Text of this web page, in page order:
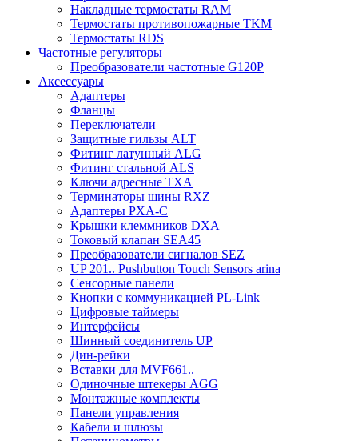
Накладные термостаты RAM
Термостаты противопожарные TKM
Термостаты RDS
Частотные регуляторы
Преобразователи частотные G120P
Аксессуары
Адаптеры
Фланцы
Переключатели
Защитные гильзы ALT
Фитинг латунный ALG
Фитинг стальной ALS
Ключи адресные TXA
Терминаторы шины RXZ
Адаптеры PXA-C
Крышки клеммников DXA
Токовый клапан SEA45
Преобразователи сигналов SEZ
UP 201.. Pushbutton Touch Sensors arina
Сенсорные панели
Кнопки с коммуникацией PL-Link
Цифровые таймеры
Интерфейсы
Шинный соединитель UP
Дин-рейки
Вставки для MVF661..
Одиночные штекеры AGG
Монтажные комплекты
Панели управления
Кабели и шлюзы